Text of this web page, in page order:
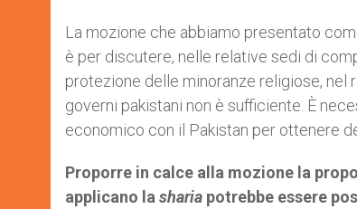
La mozione che abbiamo presentato
è per discutere, nelle relative sedi di
protezione delle minoranze religiose, nel
governi pakistani non è sufficiente. È
economico con il Pakistan per ottenere
Proporre in calce alla mozione la
applicano la sharia potrebbe essere